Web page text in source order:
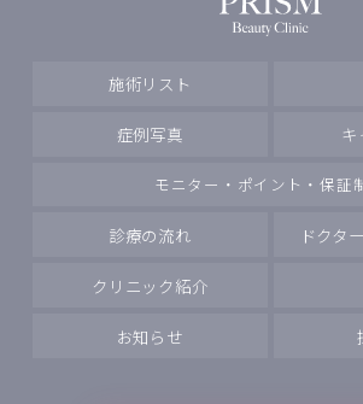
施術リスト
症例写真 キ
モニター・ポイント・保証
診療の流れ ドクタ
クリニック紹介
お知らせ